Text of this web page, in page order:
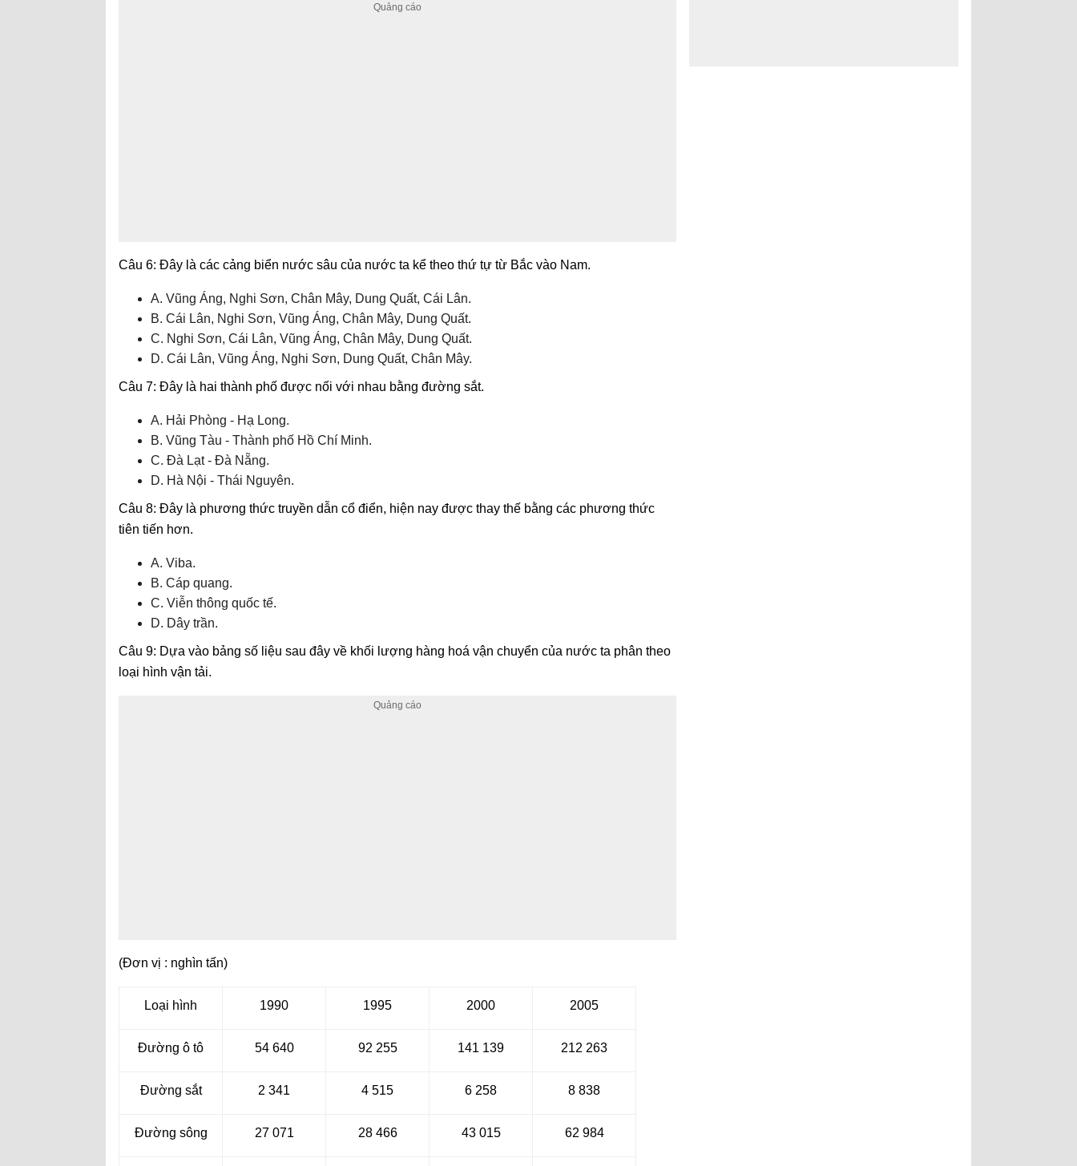
Câu 6: Đây là các cảng biển nước sâu của nước ta kể theo thứ tự từ Bắc vào Nam.
A. Vũng Áng, Nghi Sơn, Chân Mây, Dung Quất, Cái Lân.
B. Cái Lân, Nghi Sơn, Vũng Áng, Chân Mây, Dung Quất.
C. Nghi Sơn, Cái Lân, Vũng Áng, Chân Mây, Dung Quất.
D. Cái Lân, Vũng Áng, Nghi Sơn, Dung Quất, Chân Mây.
Câu 7: Đây là hai thành phố được nối với nhau bằng đường sắt.
A. Hải Phòng - Hạ Long.
B. Vũng Tàu - Thành phố Hồ Chí Minh.
C. Đà Lạt - Đà Nẵng.
D. Hà Nội - Thái Nguyên.
Câu 8: Đây là phương thức truyền dẫn cổ điển, hiện nay được thay thế bằng các phương thức
tiên tiến hơn.
A. Viba.
B. Cáp quang.
C. Viễn thông quốc tế.
D. Dây trần.
Câu 9: Dựa vào bảng số liệu sau đây về khối lượng hàng hoá vận chuyển của nước ta phân theo
loại hình vận tải.
(Đơn vị : nghìn tấn)
Loại hình 1990 1995 2000 2005
Đường ô tô 54 640 92 255 141 139 212 263
Đường sắt 2 341 4 515 6 258 8 838
Đường sông 27 071 28 466 43 015 62 984